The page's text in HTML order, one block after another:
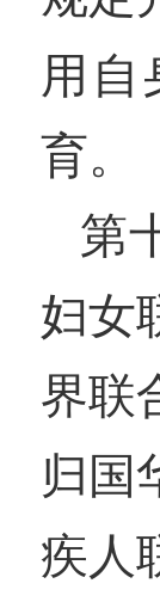
用自
育。
第
妇女
界联
归国
疾人